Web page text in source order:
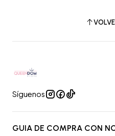
Síguenos
GUIA DE COMPRA CON